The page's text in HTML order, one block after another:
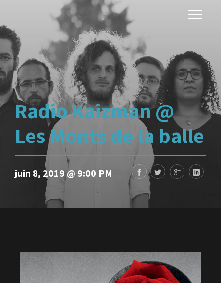
Radio Kaizman @
Les Monts de la balle
juin 8, 2019 @ 9:00 PM